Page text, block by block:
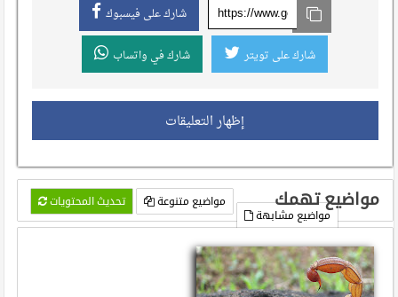
شارك على فيسبوك
شارك على تويتر شارك في واتساب
إظهار التعليقات
مواضيع تهمك تحديث المحتويات
مواضيع متنوعة
مواضيع مشابهة